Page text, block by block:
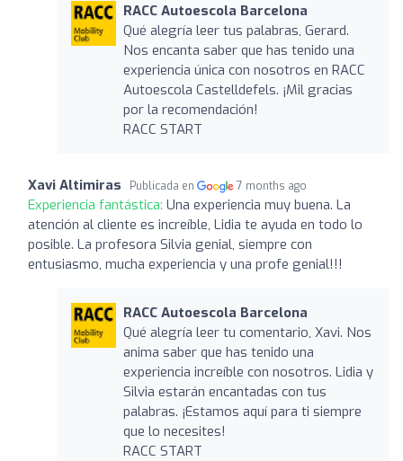
RACC Autoescola Barcelona
Qué alegría leer tus palabras, Gerard.
Nos encanta saber que has tenido una
experiencia única con nosotros en RACC
Autoescola Castelldefels. ¡Mil gracias
por la recomendación!
RACC START
Xavi Altimiras Publicada en 7 months ago
Experiencia fantástica: Una experiencia muy buena. La
atención al cliente es increíble, Lidia te ayuda en todo lo
posible. La profesora Silvia genial, siempre con
entusiasmo, mucha experiencia y una profe genial!!!
RACC Autoescola Barcelona
Qué alegría leer tu comentario, Xavi. Nos
anima saber que has tenido una
experiencia increíble con nosotros. Lidia y
Silvia estarán encantadas con tus
palabras. ¡Estamos aquí para ti siempre
que lo necesites!
RACC START